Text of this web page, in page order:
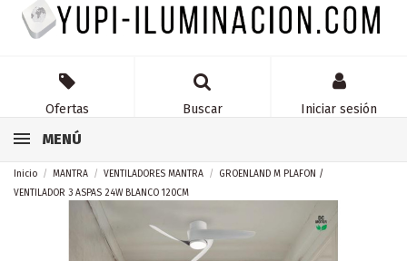
Ofertas Buscar Iniciar sesión
MENÚ
Inicio MANTRA VENTILADORES MANTRA
GROENLAND M PLAFON /
VENTILADOR 3 ASPAS 24W BLANCO 120CM